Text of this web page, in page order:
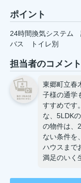
ポイント
24時間換気システム
バス
トイレ別
担当者のコメント
東郷町立春
子様の通学
すすめです
な、5LDK
の物件は、
ない条件を
ハウスまで
満足のいく